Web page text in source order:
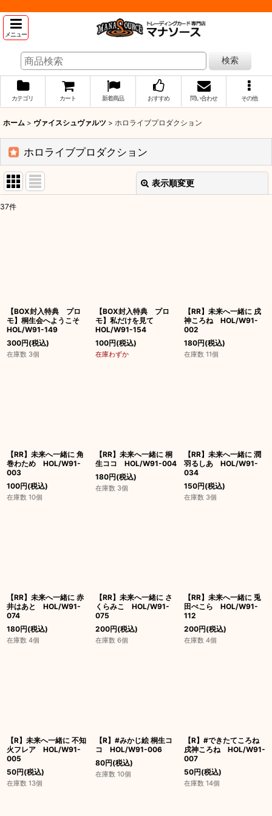
メニュー
検索
カテゴリ カート 新着商品 おすすめ 問い合わせ その他
ホーム > ヴァイスシュヴァルツ > ホロライブプロダクション
ホロライブプロダクション
表示順変更
37件
【BOX封入特典 プロ
モ】桐生会へようこそ
HOL/W91-149
300円(税込)
在庫数 3個
【BOX封入特典 プロ
モ】私だけを見て
HOL/W91-154
100円(税込)
在庫わずか
【RR】未来へ一緒に 戌
神ころね HOL/W91-
002
180円(税込)
在庫数 11個
【RR】未来へ一緒に 角
巻わため HOL/W91-
003
100円(税込)
在庫数 10個
【RR】未来へ一緒に 桐
生ココ HOL/W91-004
180円(税込)
在庫数 3個
【RR】未来へ一緒に 潤
羽るしあ HOL/W91-
034
150円(税込)
在庫数 3個
【RR】未来へ一緒に 赤
井はあと HOL/W91-
074
180円(税込)
在庫数 4個
【RR】未来へ一緒に さ
くらみこ HOL/W91-
075
200円(税込)
在庫数 6個
【RR】未来へ一緒に 兎
田ぺこら HOL/W91-
112
200円(税込)
在庫数 4個
【R】未来へ一緒に 不知
火フレア HOL/W91-
005
50円(税込)
在庫数 13個
【R】#みかじ絵 桐生コ
コ HOL/W91-006
80円(税込)
在庫数 10個
【R】#できたてころね
戌神ころね HOL/W91-
007
50円(税込)
在庫数 14個